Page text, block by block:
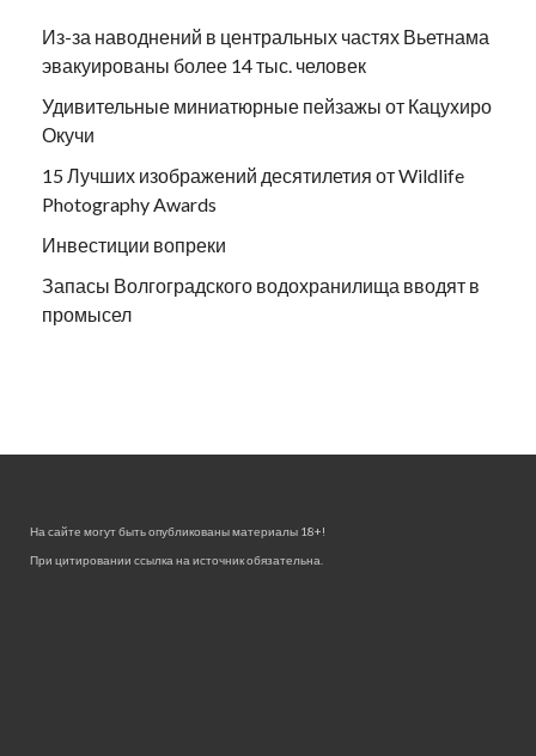
Из-за наводнений в центральных частях Вьетнама
эвакуированы более 14 тыс. человек
Удивительные миниатюрные пейзажы от Кацухиро
Окучи
15 Лучших изображений десятилетия от Wildlife
Photography Awards
Инвестиции вопреки
Запасы Волгоградского водохранилища вводят в
промысел
На сайте могут быть опубликованы материалы 18+!
При цитировании ссылка на источник обязательна.